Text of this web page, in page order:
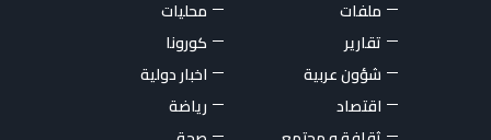
ملفات
محليات
تقارير
كورونا
شؤون عربية
اخبار دولية
اقتصاد
رياضة